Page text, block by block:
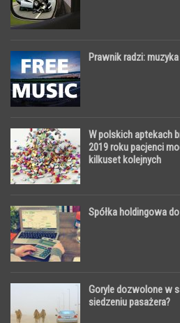
Prawnik radzi:
W polskich aptekach
2019 roku pacjenci
kilkuset kolejnych
Spółka holdingowa
Goryle dozwolone w
siedzeniu pasażera?